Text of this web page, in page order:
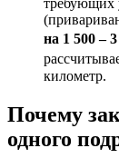
на 1 500 –
километр.
Почему
одного